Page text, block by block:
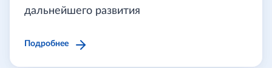
дальнейшего развития
Подробнее